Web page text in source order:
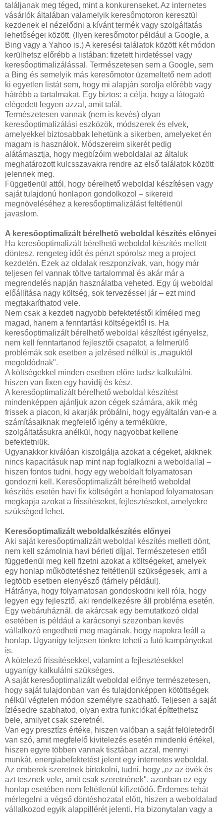
találjanak meg téged, mint a konkurenseket. Az internetes
vásárlók általában valamelyik keresőmotoron keresztül
kezdenek el nézelődni a kívánt termék vagy szolgáltatás
lehetőségei között. (Ilyen keresőmotor például a Google, a
Bing vagy a Yahoo is.) A keresési találatok között két módon
kerülhetsz előrébb a listában: fizetett hirdetéssel vagy
keresőoptimalizálással. Természetesen sem a Google, sem
a Bing és semelyik más keresőmotor üzemeltető nem adott
ki egyetlen listát sem, hogy mi alapján sorolja előrébb vagy
hátrébb a tartalmakat. Egy biztos: a célja, hogy a látogató
elégedett legyen azzal, amit talál.
Természetesen vannak (nem is kevés) olyan
keresőoptimalizálási eszközök, módszerek és elvek,
amelyekkel biztosabbak lehetünk a sikerben, amelyeket én
magam is használok. Módszereim sikerét pedig
alátámasztja, hogy megbízóim weboldalai az általuk
meghatározott kulcsszavakra rendre az első találatok között
jelennek meg.
Függetlenül attól, hogy bérelhető weboldal készítésen vagy
saját tulajdonú honlapon gondolkozol – sikereid
megnöveléséhez a keresőoptimalizálást feltétlenül
javaslom.
A keresőoptimalizált bérelhető weboldal készítés előnyei
Ha keresőoptimalizált bérelhető weboldal készítés mellett
döntesz, rengeteg időt és pénzt spórolsz meg a project
kezdetén. Ezek az oldalak reszponzívak, van, hogy már
teljesen fel vannak töltve tartalommal és akár már a
megrendelés napján használatba veheted. Egy új weboldal
előállítása nagy költség, sok tervezéssel jár – ezt mind
megtakaríthatod vele.
Nem csak a kezdeti nagyobb befektetéstől kíméled meg
magad, hanem a fenntartási költségektől is. Ha
keresőoptimalizált bérelhető weboldal készítést igényelsz,
nem kell fenntartanod fejlesztői csapatot, a felmerülő
problémák sok esetben a jelzésed nélkül is „maguktól
megoldódnak".
A költségekkel minden esetben előre tudsz kalkulálni,
hiszen van fixen egy havidíj és kész.
A keresőoptimalizált bérelhető weboldal készítést
mindenképpen ajánljuk azon cégek számára, akik még
frissek a piacon, ki akarják próbálni, hogy egyáltalán van-e a
számításaiknak megfelelő igény a termékükre,
szolgáltatásukra anélkül, hogy nagyobbat kellene
befektetniük.
Ugyanakkor kiválóan kiszolgálja azokat a cégeket, akiknek
nincs kapacitásuk nap mint nap foglalkozni a weboldallal –
hiszen fontos tudni, hogy egy weboldalt folyamatosan
gondozni kell. Keresőoptimalizált bérelhető weboldal
készítés esetén havi fix költségért a honlapod folyamatosan
megkapja azokat a frissítéseket, fejlesztéseket, amelyekre
szükséged lehet.
Keresőoptimalizált weboldalkészítés előnyei
Aki saját keresőoptimalizált weboldal készítés mellett dönt,
nem kell számolnia havi bérleti díjjal. Természetesen ettől
függetlenül meg kell fizetni azokat a költségeket, amelyek
egy honlap működtetéshez feltétlenül szükségesek, ami a
legtöbb esetben elenyésző (tárhely például).
Hátránya, hogy folyamatosan gondoskodni kell róla, hogy
legyen egy fejlesztő, aki rendelkezésre áll probléma esetén.
Egy webáruháznál, de akárcsak egy bemutatkozó oldal
esetében is például a karácsonyi szezonban kevés
vállalkozó engedheti meg magának, hogy napokra leáll a
honlap. Ugyanígy teljesen tönkre teheti a futó kampányokat
is.
A kötelező frissítésekkel, valamint a fejlesztésekkel
ugyanígy kalkulálni szükséges.
A saját keresőoptimalizált weboldal előnye természetesen,
hogy saját tulajdonban van és tulajdonképpen kötöttségek
nélkül végtelen módon személyre szabható. Teljesen a saját
ízlésedre szabhatod, olyan extra funkciókat építtethetsz
bele, amilyet csak szeretnél.
Van egy presztízs értéke, hiszen valóban a saját felületedről
van szó, amit megfelelő kivitelezés esetén mindenki értékel,
hiszen egyre többen vannak tisztában azzal, mennyi
munkát, energiabefektetést jelent egy internetes weboldal.
Az emberek szeretnek birtokolni, tudni, hogy „ez az övék és
azt tesznek vele, amit csak szeretnének", azonban ez egy
honlap esetében nem feltétlenül kifizetődő. Érdemes tehát
mérlegelni a végső döntéshozatal előtt, hiszen a weboldalad
vállalkozod egyik alappillérét jelenti. Ha bizonytalan vagy a